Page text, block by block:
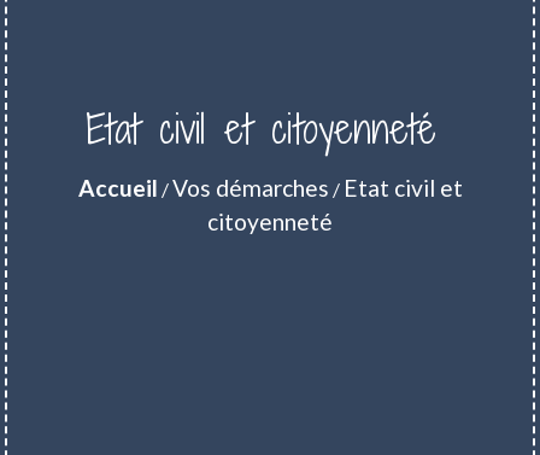
Etat civil et citoyenneté
Accueil /Vos démarches / Etat civil et
citoyenneté